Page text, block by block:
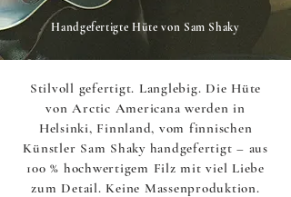
Handgefertigte Hüte von Sam Shaky
Stilvoll gefertigt. Langlebig. Die Hüte
von Arctic Americana werden in
Helsinki, Finnland, vom finnischen
Künstler Sam Shaky handgefertigt – aus
100 % hochwertigem Filz mit viel Liebe
zum Detail. Keine Massenproduktion.